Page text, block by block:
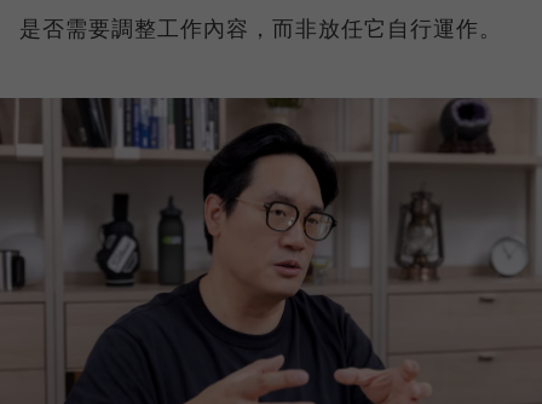
是否需要調整工作內容，而非放任它自行運作。